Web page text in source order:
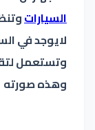
السيارات
لايوجد في
وتستعمل
وهذه صورته